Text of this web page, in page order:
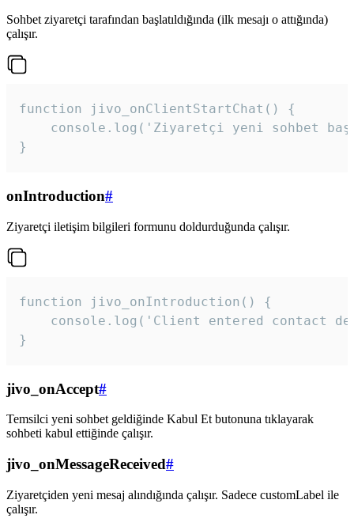
Sohbet ziyaretçi tarafından başlatıldığında (ilk mesajı o attığında)
çalışır.
function jivo_onClientStartChat() {
console.log('Ziyaretçi yeni sohbet
}
onIntroduction#
Ziyaretçi iletişim bilgileri formunu doldurduğunda çalışır.
function jivo_onIntroduction() {
console.log('Client entered contact
}
jivo_onAccept#
Temsilci yeni sohbet geldiğinde Kabul Et butonuna tıklayarak
sohbeti kabul ettiğinde çalışır.
jivo_onMessageReceived#
Ziyaretçiden yeni mesaj alındığında çalışır. Sadece customLabel ile
çalışır.